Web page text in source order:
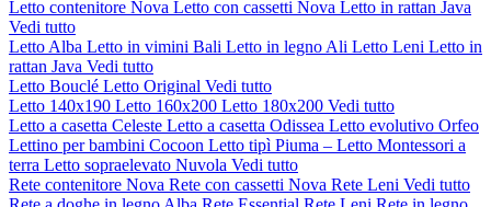
Letto contenitore Nova Letto con cassetti Nova Letto in rattan Java
Vedi tutto
Letto Alba Letto in vimini Bali Letto in legno Ali Letto Leni Letto in
rattan Java Vedi tutto
Letto Bouclé Letto Original Vedi tutto
Letto 140x190 Letto 160x200 Letto 180x200 Vedi tutto
Letto a casetta Celeste Letto a casetta Odissea Letto evolutivo Orfeo
Lettino per bambini Cocoon Letto tipì Piuma – Letto Montessori a
terra Letto sopraelevato Nuvola Vedi tutto
Rete contenitore Nova Rete con cassetti Nova Rete Leni Vedi tutto